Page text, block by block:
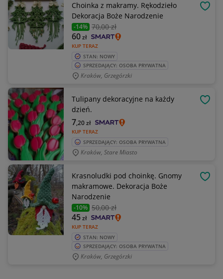
Choinka z makramy. Rękodzieło
Dekoracja Boże Narodzenie
-14% 70,00 zł
KUP TERAZ
60zł
STAN: NOWY
SPRZEDAJĄCY: OSOBA PRYWATNA
Kraków, Grzegórzki
Tulipany dekoracyjne na każdy
dzień.
KUP TERAZ
7,20zł
SPRZEDAJĄCY: OSOBA PRYWATNA
Kraków, Stare Miasto
Krasnoludki pod choinkę. Gnomy
makramowe. Dekoracja Boże
Narodzenie
-10% 50,00 zł
KUP TERAZ
45zł
STAN: NOWY
SPRZEDAJĄCY: OSOBA PRYWATNA
Kraków, Grzegórzki